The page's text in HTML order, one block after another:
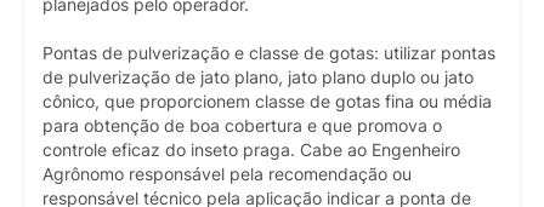
planejados pelo operador.
Pontas de pulverização e classe de gotas: utilizar pontas
de pulverização de jato plano, jato plano duplo ou jato
cônico, que proporcionem classe de gotas fina ou média
para obtenção de boa cobertura e que promova o
controle eficaz do inseto praga. Cabe ao Engenheiro
Agrônomo responsável pela recomendação ou
responsável técnico pela aplicação indicar a ponta de